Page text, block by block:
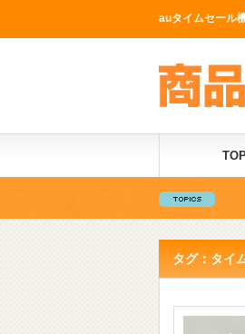
auタイムセール
タグ：タイ